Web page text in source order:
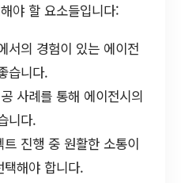
야 할 요소들입니다:
서의 경험이 있는 에이전
습니다.
사례를 통해 에이전시의
니다.
트 진행 중 원활한 소통이
해야 합니다.